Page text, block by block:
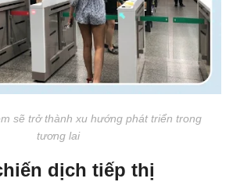
sẽ trở thành xu hướng phát triển trong
tương lai
dịch tiếp thị